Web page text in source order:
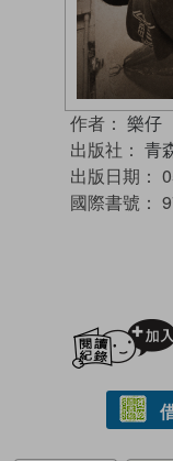
作者： 樂仔
出版社： 青
出版日期：
國際書號：